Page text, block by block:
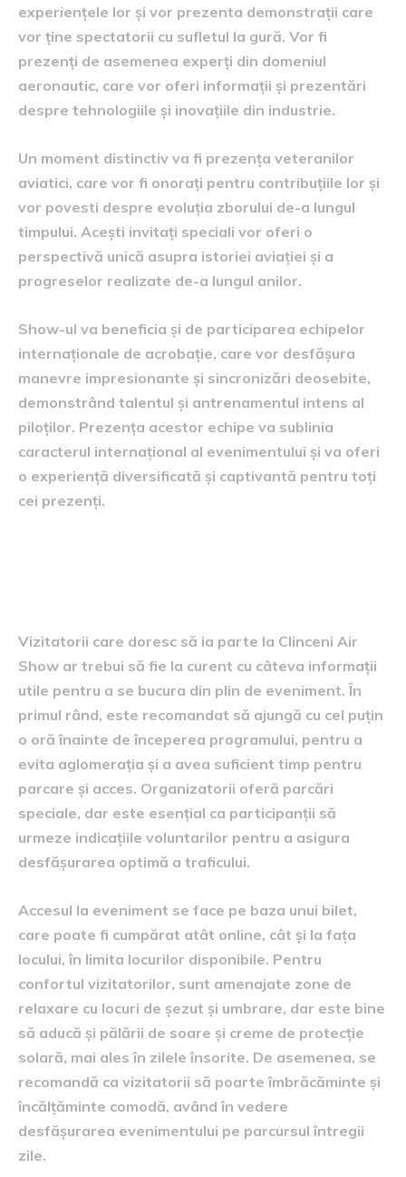
experiențele lor și vor prezenta demonstrații care
vor ține spectatorii cu sufletul la gură. Vor fi
prezenți de asemenea experți din domeniul
aeronautic, care vor oferi informații și prezentări
despre tehnologiile și inovațiile din industrie.
Un moment distinctiv va fi prezența veteranilor
aviatici, care vor fi onorați pentru contribuțiile lor și
vor povesti despre evoluția zborului de-a lungul
timpului. Acești invitați speciali vor oferi o
perspectivă unică asupra istoriei aviației și a
progreselor realizate de-a lungul anilor.
Show-ul va beneficia și de participarea echipelor
internaționale de acrobație, care vor desfășura
manevre impresionante și sincronizări deosebite,
demonstrând talentul și antrenamentul intens al
piloților. Prezența acestor echipe va sublinia
caracterul internațional al evenimentului și va oferi
o experiență diversificată și captivantă pentru toți
cei prezenți.
Vizitatorii care doresc să ia parte la Clinceni Air
Show ar trebui să fie la curent cu câteva informații
utile pentru a se bucura din plin de eveniment. În
primul rând, este recomandat să ajungă cu cel puțin
o oră înainte de începerea programului, pentru a
evita aglomerația și a avea suficient timp pentru
parcare și acces. Organizatorii oferă parcări
speciale, dar este esențial ca participanții să
urmeze indicațiile voluntarilor pentru a asigura
desfășurarea optimă a traficului.
Accesul la eveniment se face pe baza unui bilet,
care poate fi cumpărat atât online, cât și la fața
locului, în limita locurilor disponibile. Pentru
confortul vizitatorilor, sunt amenajate zone de
relaxare cu locuri de șezut și umbrare, dar este bine
să aducă și pălării de soare și creme de protecție
solară, mai ales în zilele însorite. De asemenea, se
recomandă ca vizitatorii să poarte îmbrăcăminte și
încălțăminte comodă, având în vedere
desfășurarea evenimentului pe parcursul întregii
zile.